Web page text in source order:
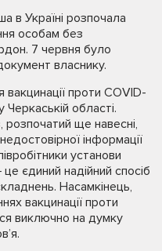
в Україні розпочала
особам без
7 червня було
власнику.
проти COVID-
області.
розпочатий ще навесні,
інформації
установи
єдиний надійний спосіб
Насамкінець,
вакцинації проти
виключно на думку